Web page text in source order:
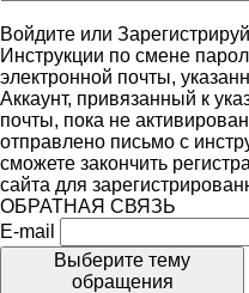
Войдите или
Инструкции по смене
электронной почты,
Аккаунт, привязанный к
почты, пока не
отправлено письмо с
сможете закончить
сайта для
ОБРАТНАЯ СВЯЗЬ
E-mail
Выберите тему
обращения